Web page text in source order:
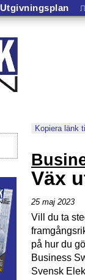
Utgivningsplan ⎍
Kopiera länk
Väx
25 maj 2023
Vill du ta
på hur du
Business
Svensk